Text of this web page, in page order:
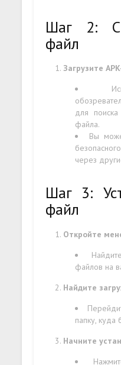
Шаг 2:
файл
Загрузите
для поиска
файла.
Вы
через
Шаг 3:
файл
Откройте
файлов на
Найдите
папку, куда
Начните